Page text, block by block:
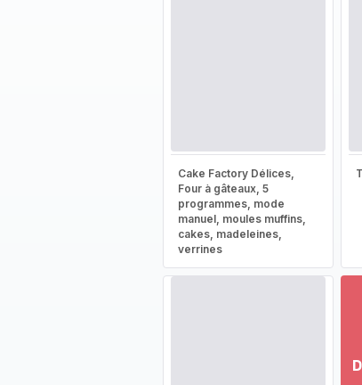
Cake Factory Délices,
Four à gâteaux, 5
programmes, mode
manuel, moules muffins,
cakes, madeleines,
verrines